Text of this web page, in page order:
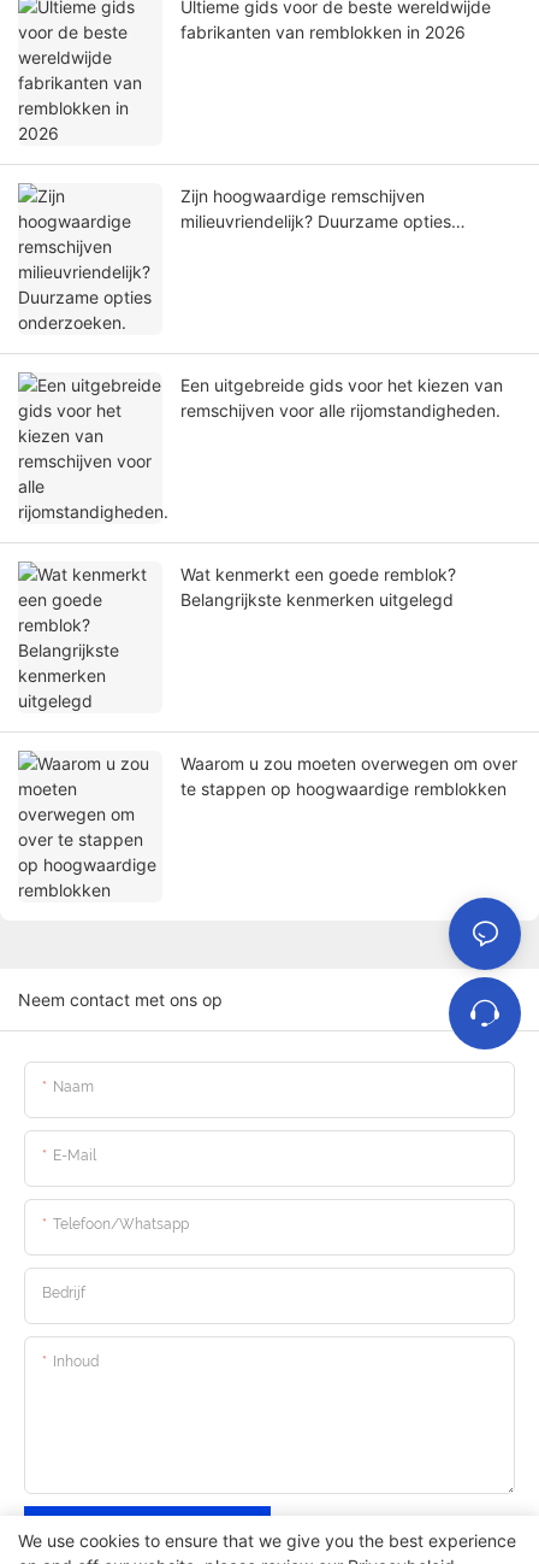
Ultieme gids voor de beste wereldwijde
fabrikanten van remblokken in 2026
Zijn hoogwaardige remschijven
milieuvriendelijk? Duurzame opties
Een uitgebreide gids voor het kiezen van
remschijven voor alle rijomstandigheden.
Wat kenmerkt een goede remblok?
Belangrijkste kenmerken uitgelegd
Waarom u zou moeten overwegen om over
te stappen op hoogwaardige remblokken
Neem contact met ons op
Naam
E-Mail
Telefoon/whatsapp
Bedrijf
Inhoud
Stuur Nu Onderzoek
We use cookies to ensure that we give you the best experience